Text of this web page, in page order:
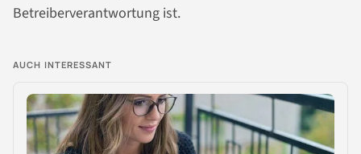
Betreiberverantwortung ist.
AUCH INTERESSANT